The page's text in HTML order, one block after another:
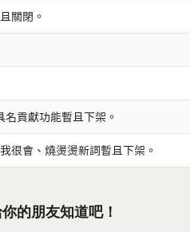
關閉。
貢獻功能暫且下架。
很會、燒燙燙新詞暫且下架。
的朋友知道吧！